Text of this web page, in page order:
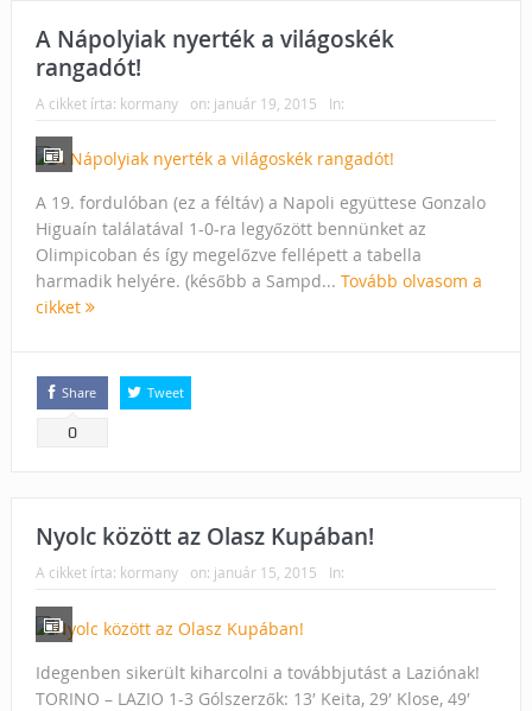
A Nápolyiak nyerték a világoskék
rangadót!
A cikket írta: kormany on: január 19, 2015 In:
A 19. fordulóban (ez a féltáv) a Napoli együttese Gonzalo
Higuaín találatával 1-0-ra legyőzött bennünket az
Olimpicoban és így megelőzve fellépett a tabella
harmadik helyére. (később a Sampd... Tovább olvasom a
cikket
Share
0
Tweet
Nyolc között az Olasz Kupában!
A cikket írta: kormany on: január 15, 2015 In:
Idegenben sikerült kiharcolni a továbbjutást a Laziónak!
TORINO – LAZIO 1-3 Gólszerzők: 13′ Keita, 29′ Klose, 49′